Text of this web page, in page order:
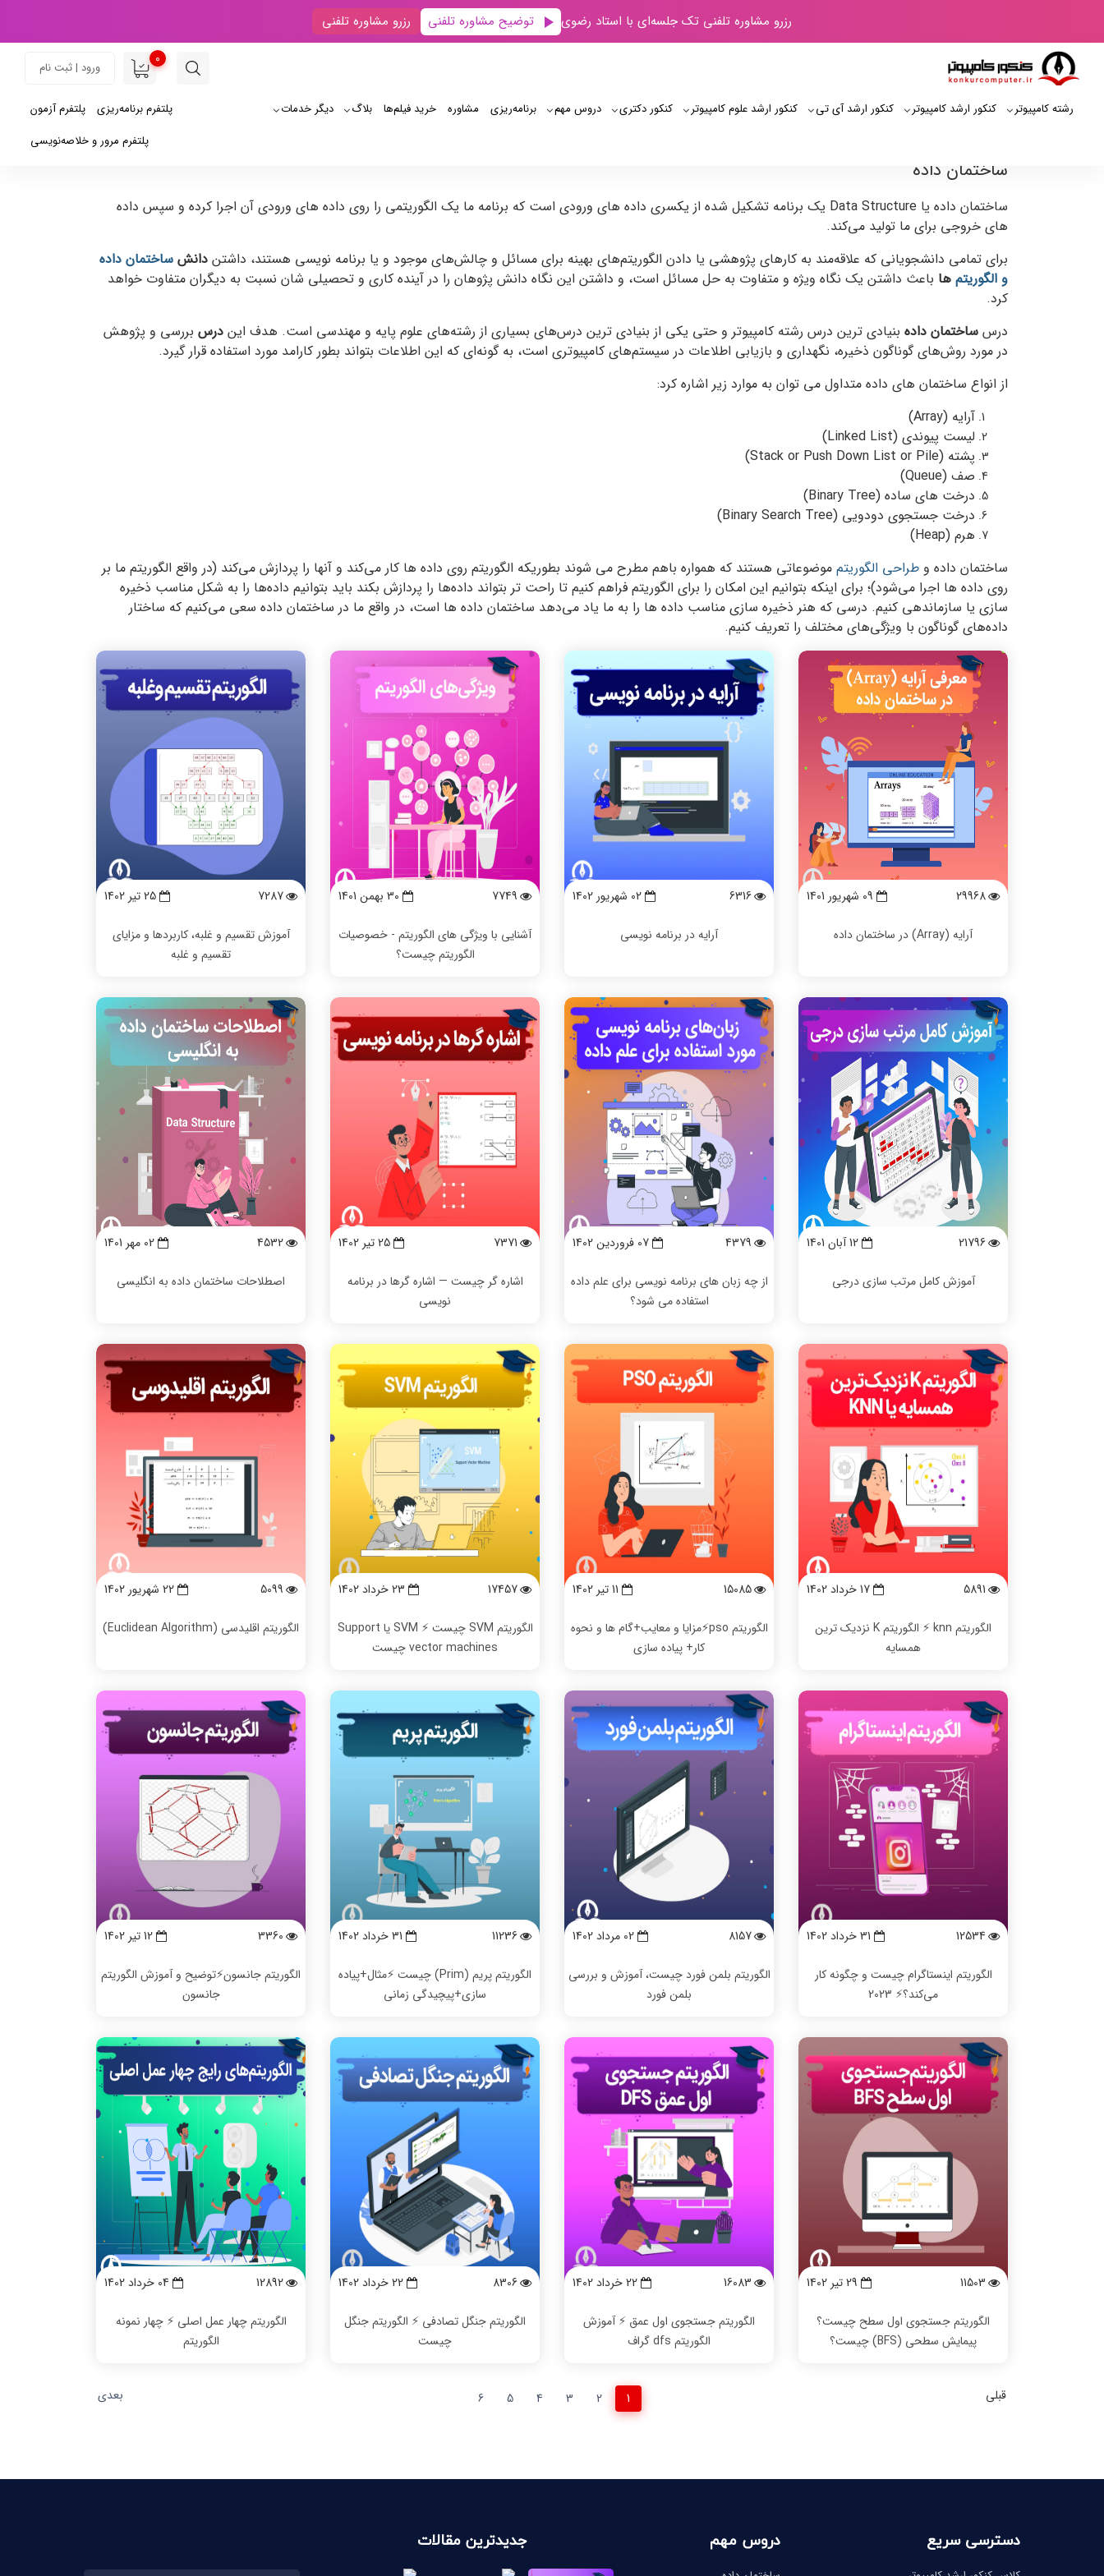
رزرو مشاوره تلفنی تک جلسه‌ای با استاد رضوی توضیح مشاوره تلفنی رزرو مشاوره تلفنی
0
ورود | ثبت نام
رشته کامپیوتر کنکور ارشد کامپیوتر کنکور ارشد آی‌ تی کنکور ارشد علوم کامپیوتر کنکور دکتری دروس مهم برنامه‌‌ریزی مشاوره خرید فیلم‌ها بلاگ دیگر خدمات پلتفرم آزمون
پلتفرم برنامه‌ریزی
پلتفرم مرور و خلاصه‌نویسی
ساختمان داده
ساختمان داده یا Data Structure یک برنامه تشکیل شده از یکسری داده های ورودی است که برنامه ما یک الگوریتمی را روی داده های ورودی آن اجرا کرده و سپس داده
های خروجی برای ما تولید می‌کند.
برای تمامی دانشجویانی که علاقه‌مند به کارهای پژوهشی یا دادن الگوریتم‌های بهینه برای مسائل و چالش‌های موجود و یا برنامه نویسی هستند، داشتن دانش ساختمان داده
و الگوریتم ها باعث داشتن یک نگاه ویژه و متفاوت به حل مسائل است، و داشتن این نگاه دانش پژوهان را در آینده کاری و تحصیلی شان نسبت به دیگران متفاوت خواهد
کرد.
درس ساختمان داده بنیادی ترین درس رشته کامپیوتر و حتی یکی از بنیادی ترین درس‌های بسیاری از رشته‌های علوم پایه و مهندسی است. هدف این درس بررسی و پژوهش
در مورد روش‌های گوناگون ذخیره، نگهداری و بازیابی اطلاعات در سیستم‌های کامپیوتری است، به گونه‌ای که این اطلاعات بتواند بطور کارامد مورد استفاده قرار گیرد.
از انواع ساختمان های داده متداول می توان به موارد زیر اشاره کرد:
آرایه (Array)
لیست پیوندی (Linked List)
پشته (Stack or Push Down List or Pile)
صف (Queue)
درخت های ساده (Binary Tree)
درخت جستجوی دودویی (Binary Search Tree)
هرم (Heap)
ساختمان داده و طراحی الگوریتم موضوعاتی هستند که همواره باهم مطرح می شوند بطوریکه الگوریتم روی داده ها کار می‌کند و آنها را پردازش می‌کند (در واقع الگوریتم ما بر
روی داده ها اجرا می‌شود)؛ برای اینکه بتوانیم این امکان را برای الگوریتم فراهم کنیم تا راحت تر بتواند داده‌ها را پردازش بکند باید بتوانیم داده‌ها را به شکل مناسب ذخیره
سازی یا سازماندهی کنیم. درسی که هنر ذخیره سازی مناسب داده ها را به ما یاد می‌دهد ساختمان داده ها است، در واقع ما در ساختمان داده سعی می‌کنیم که ساختار
داده‌های گوناگون با ویژگی‌های مختلف را تعریف کنیم.
29968 09 شهریور 1401
آرایه (Array) در ساختمان داده
6316 02 شهریور 1402
آرایه در برنامه‌ نویسی
7749 30 بهمن 1401
آشنایی با ویژگی های الگوریتم - خصوصیات
الگوریتم چیست؟
7287 25 تیر 1402
آموزش تقسیم و غلبه، کاربردها و مزایای
تقسیم و غلبه
21796 12 آبان 1401
آموزش کامل مرتب سازی درجی
4379 07 فروردين 1402
از چه زبان های برنامه نویسی برای علم داده
استفاده می شود؟
7371 25 تیر 1402
اشاره گر چیست — اشاره گرها در برنامه
نویسی
4532 02 مهر 1401
اصطلاحات ساختمان داده به انگلیسی
5891 17 خرداد 1402
الگوریتم knn ⚡️ الگوریتم K نزدیک ترین
همسایه
15085 11 تیر 1402
الگوریتم pso⚡️مزایا و معایب+گام ها و نحوه
کار+ پیاده سازی
17457 23 خرداد 1402
الگوریتم SVM چیست ⚡️ SVM یا Support
vector machines چیست
5099 22 شهریور 1402
الگوریتم اقلیدسی (Euclidean Algorithm)
12534 31 خرداد 1402
الگوریتم اینستاگرام چیست و چگونه کار
می‌کند؟⚡️ 2023
8157 02 مرداد 1402
الگوریتم بلمن فورد چیست، آموزش و بررسی
بلمن فورد
11236 31 خرداد 1402
الگوریتم پریم (Prim) چیست ⚡️مثال+پیاده
سازی+پیچیدگی زمانی
3360 12 تیر 1402
الگوریتم جانسون⚡️توضیح و آموزش الگوریتم
جانسون
11503 29 تیر 1402
الگوریتم جستجوی اول سطح چیست؟
پیمایش سطحی (BFS) چیست؟
16083 22 خرداد 1402
الگوریتم جستجوی اول عمق ⚡️ آموزش
الگوریتم dfs گراف
8306 22 خرداد 1402
الگوریتم جنگل تصادفی ⚡️ الگوریتم جنگل
چیست
12892 04 خرداد 1402
الگوریتم چهار عمل اصلی ⚡️ چهار نمونه
الگوریتم
قبلی 1
2
3
4
5
6 بعدی
دسترسی سریع دروس مهم جدیدترین مقالات